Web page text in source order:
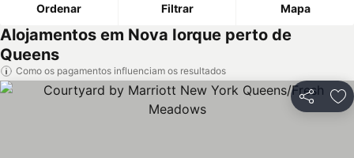
Ordenar Filtrar Mapa
Alojamentos em Nova Iorque perto de
Queens
Como os pagamentos influenciam os resultados
Partilhar